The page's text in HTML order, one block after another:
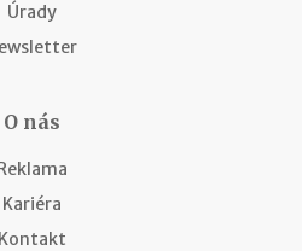
Úrady
O nás
Kariéra
Kontakt